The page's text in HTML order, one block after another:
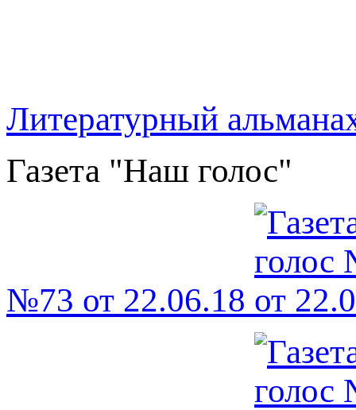
Литературный
Газета "Наш голос"
№73 от 22.06.18